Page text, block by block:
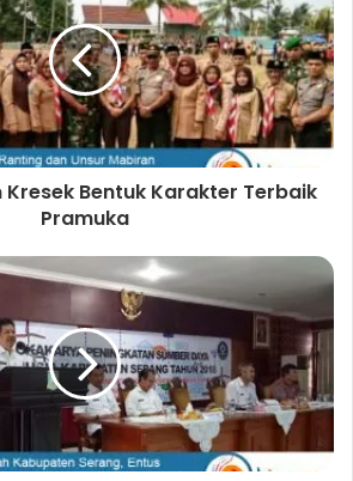
t
e
Kresek Bentuk Karakter Terbaik
Pramuka